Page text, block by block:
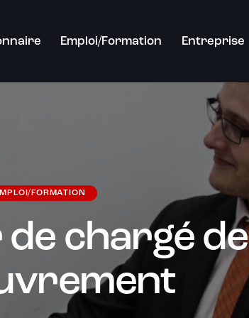
Emploi/Formation Entreprise
FORMATION
chargé de